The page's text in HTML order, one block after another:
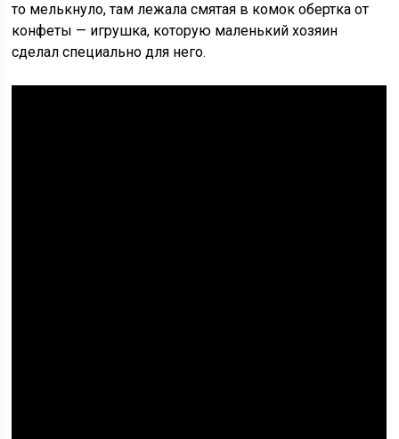
то мелькнуло, там лежала смятая в комок обертка от
конфеты — игрушка, которую маленький хозяин
сделал специально для него.